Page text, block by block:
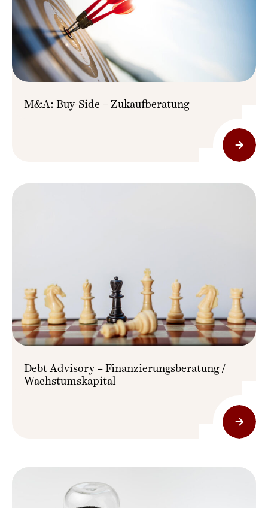
M&A: Buy-Side – Zukaufberatung
Debt Advisory – Finanzierungsberatung /
Wachstumskapital